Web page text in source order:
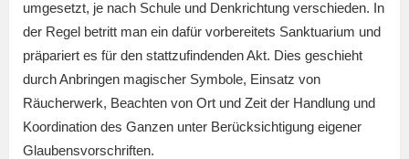
umgesetzt, je nach Schule und Denkrichtung verschieden. In
der Regel betritt man ein dafür vorbereitets Sanktuarium und
präpariert es für den stattzufindenden Akt. Dies geschieht
durch Anbringen magischer Symbole, Einsatz von
Räucherwerk, Beachten von Ort und Zeit der Handlung und
Koordination des Ganzen unter Berücksichtigung eigener
Glaubensvorschriften.